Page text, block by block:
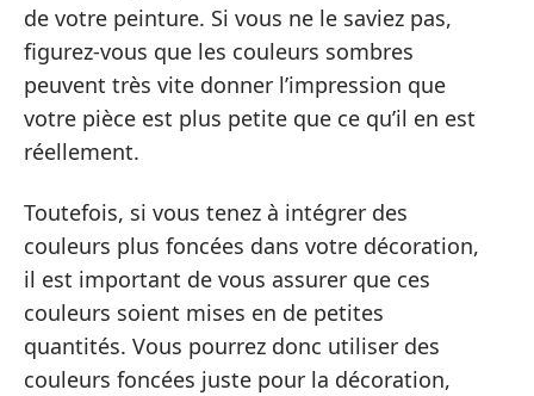
de votre peinture. Si vous ne le saviez pas,
figurez-vous que les couleurs sombres
peuvent très vite donner l’impression que
votre pièce est plus petite que ce qu’il en est
réellement.
Toutefois, si vous tenez à intégrer des
couleurs plus foncées dans votre décoration,
il est important de vous assurer que ces
couleurs soient mises en de petites
quantités. Vous pourrez donc utiliser des
couleurs foncées juste pour la décoration,